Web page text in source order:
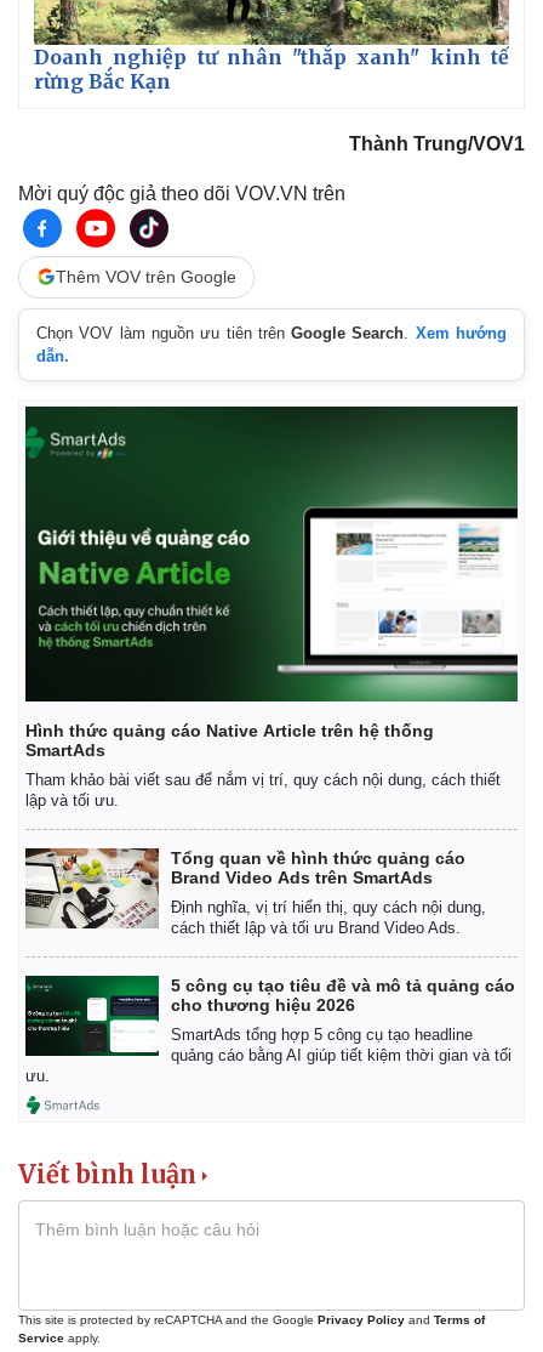
Doanh nghiệp
Doanh nhân
Vì cộng đồng
Tin Công nghệ
Trải nghiệm
Chuyển đổi số
Doanh nghiệp tư nhân "thắp xanh" kinh tế
rừng Bắc Kạn
Thành Trung/VOV1
Mời quý độc giả theo dõi VOV.VN trên
Thêm VOV trên Google
Chọn VOV làm nguồn ưu tiên trênGoogle Search
Xem hướng
dẫn.
Hình thức quảng cáo Native Article trên hệ thống
SmartAds
Tham khảo bài viết sau để nắm vị trí, quy cách nội dung, cách thiết
lập và tối ưu.
Tổng quan về hình thức quảng cáo
Brand Video Ads trên SmartAds
Định nghĩa, vị trí hiển thị, quy cách nội dung,
cách thiết lập và tối ưu Brand Video Ads.
5 công cụ tạo tiêu đề và mô tả quảng cáo
cho thương hiệu 2026
SmartAds tổng hợp 5 công cụ tạo headline
quảng cáo bằng AI giúp tiết kiệm thời gian và tối
ưu.
Viết bình luận
This site is protected by reCAPTCHA and the Google Privacy Policy and Terms of
Service apply.